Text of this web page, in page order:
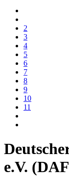
2
3
4
5
6
7
8
9
10
11
e.V.